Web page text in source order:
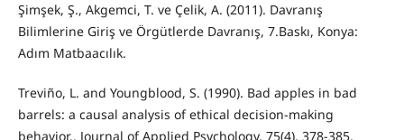
Şimşek, Ş., Akgemci, T. ve Çelik, A. (2011). Davranış
Bilimlerine Giriş ve Örgütlerde Davranış, 7.Baskı, Konya:
Adım Matbaacılık.
Treviño, L. and Youngblood, S. (1990). Bad apples in bad
barrels: a causal analysis of ethical decision-making
behavior.. Journal of Applied Psychology, 75(4), 378-385.